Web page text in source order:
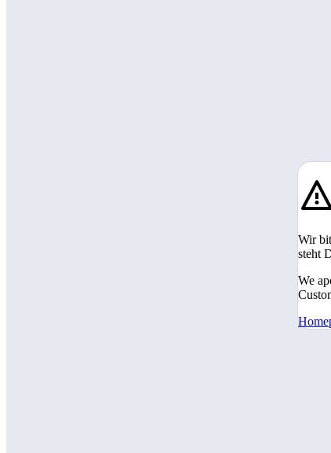
Wir
steht
We